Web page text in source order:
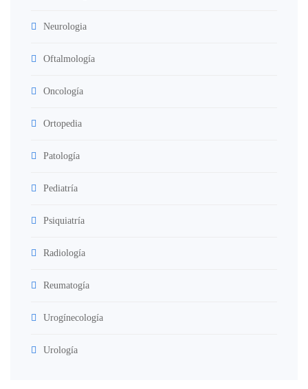
Neurologia
Oftalmología
Oncología
Ortopedia
Patología
Pediatría
Psiquiatría
Radiología
Reumatogía
Urogínecología
Urología